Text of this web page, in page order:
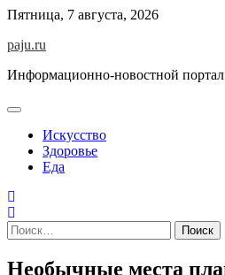
Skip
content
Пятница, 7 августа, 2026
paju.ru
Информационно-новостной портал
Искусство
Здоровье
Еда
Найти:
Необычные места